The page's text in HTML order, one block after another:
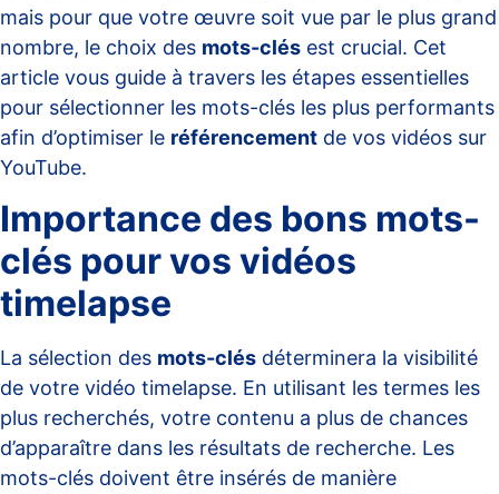
mais pour que votre œuvre soit vue par le plus grand
nombre, le choix des mots-clés est crucial. Cet
article vous guide à travers les étapes essentielles
pour sélectionner les mots-clés les plus performants
afin d’optimiser le référencement de vos vidéos sur
YouTube.
Importance des bons mots-
clés pour vos vidéos
timelapse
La sélection des mots-clés déterminera la visibilité
de votre vidéo timelapse. En utilisant les termes les
plus recherchés, votre contenu a plus de chances
d’apparaître dans les résultats de recherche. Les
mots-clés doivent être insérés de manière